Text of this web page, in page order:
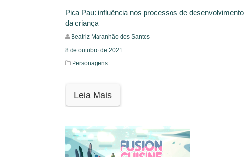
Pica Pau: influência nos processos de desenvolvimento
da criança
Beatriz Maranhão dos Santos
8 de outubro de 2021
Personagens
Leia Mais